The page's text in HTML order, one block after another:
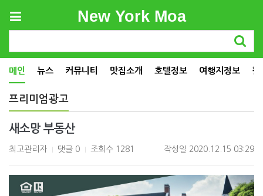
New York Moa
메인 뉴스 커뮤니티 맛집소개 호텔정보 여행지정보 컬
프리미엄광고
새소망 부동산
최고관리자 댓글 0 조회수 1281 작성일 2020.12.15 03:29